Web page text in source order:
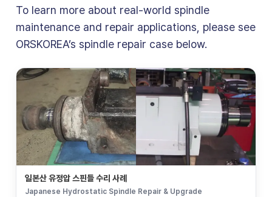
To learn more about real-world spindle
maintenance and repair applications, please see
ORSKOREA’s spindle repair case below.
일본산 유정압 스핀들 수리 사례
Japanese Hydrostatic Spindle Repair & Upgrade